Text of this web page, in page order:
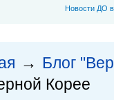
→ Блог
Корее
Новости ДО